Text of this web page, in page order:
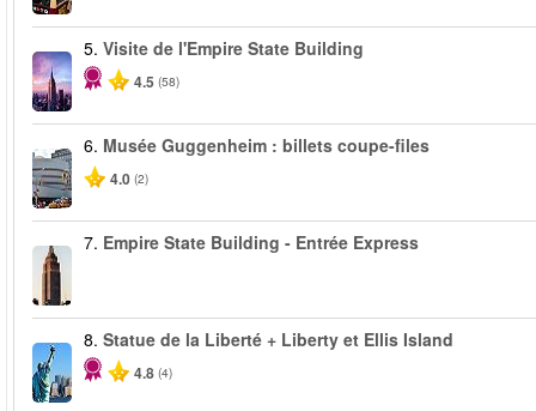
5. Visite de l'Empire State Building
4.5 (58)
6. Musée Guggenheim : billets coupe-files
4.0 (2)
7. Empire State Building - Entrée Express
8. Statue de la Liberté + Liberty et Ellis Island
4.8 (4)